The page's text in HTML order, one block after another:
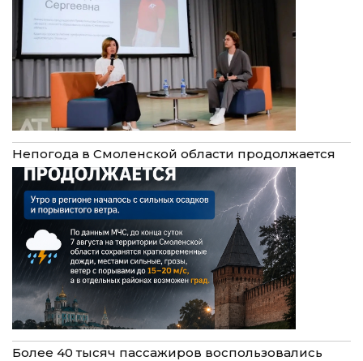
Непогода в Смоленской области продолжается
Более 40 тысяч пассажиров воспользовались